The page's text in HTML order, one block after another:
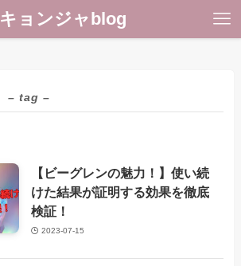
キョンジャblog
– tag –
【ビーグレンの魅力！】使い続
けた結果が証明する効果を徹底
検証！
2023-07-15